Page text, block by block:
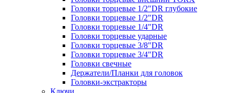
Головки торцевые 1/2"DR глубокие
Головки торцевые 1/2"DR
Головки торцевые 1/4"DR
Головки торцевые ударные
Головки торцевые 3/8"DR
Головки торцевые 3/4"DR
Головки свечные
Держатели/Планки для головок
Головки-экстракторы
Ключи